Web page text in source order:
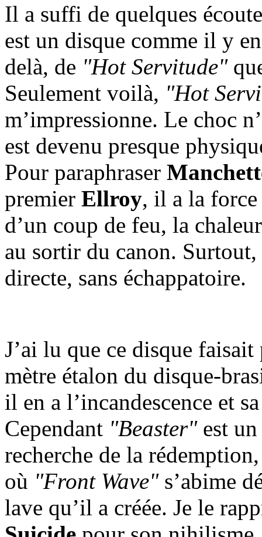
Il a suffi de quelques
est un disque comme il y
delà, de "Hot Servitude"
Seulement voilà, "Hot
m’impressionne. Le choc
est devenu presque
Pour paraphraser
premier Ellroy, il a la force
d’un coup de feu, la
au sortir du canon.
directe, sans échappatoire.
J’ai lu que ce disque
mètre étalon du disque-
il en a l’incandescence et
Cependant "Beaster"est un
recherche de la
où "Front Wave"s’abime
lave qu’il a créée. Je le